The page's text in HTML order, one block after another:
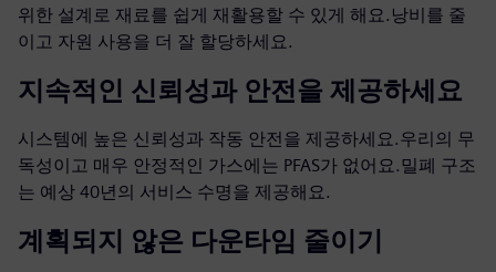
위한 설계로 재료를 쉽게 재활용할 수 있게 해요.낭비를 줄
이고 자원 사용을 더 잘 할당하세요.
지속적인 신뢰성과 안전을 제공하세요
시스템에 높은 신뢰성과 작동 안전을 제공하세요.우리의 무
독성이고 매우 안정적인 가스에는 PFAS가 없어요.밀폐 구조
는 예상 40년의 서비스 수명을 제공해요.
계획되지 않은 다운타임 줄이기